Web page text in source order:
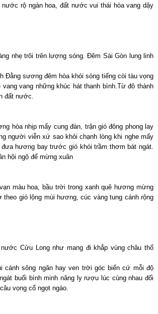
rộ ngàn hoa, đất nước vui thái hòa vang dậy
nhẹ trôi trên lượng sóng. Đêm Sài Gòn lung linh
Đằng sương đêm hòa khói sóng tiếng còi tàu vọng
vang những khúc hát thanh bình.Từ đô thành
đất nước.
hòa nhịp mấy cung đàn, trận gió đông phong lay
người viễn xứ sao khỏi chạnh lòng khi nghe mấy
hương bay trước gió khói trầm thơm bát ngát.
hội ngộ để mừng xuân
màu hoa, bầu trời trong xanh quê hương mừng
gió lộng mùi hương, cúc vàng tung cánh rộng
Cửu Long như mang đi khắp vùng châu thổ
cánh sông ngăn hay ven trời góc biển cứ mỗi độ
buổi bình minh nâng ly rượu lúc cùng nhau đối
vọng cổ ngọt ngào.